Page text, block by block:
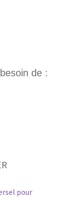
de :